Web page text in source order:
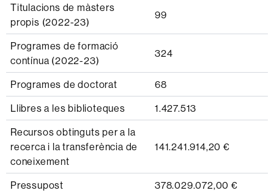
Titulacions de màsters
propis (2022-23)
99
Programes de formació
contínua (2022-23)
324
Programes de doctorat
68
Llibres a les biblioteques
1.427.513
Recursos obtinguts per a la
recerca i la transferència de
coneixement
141.241.914,20 €
Pressupost 378.029.072,00 €